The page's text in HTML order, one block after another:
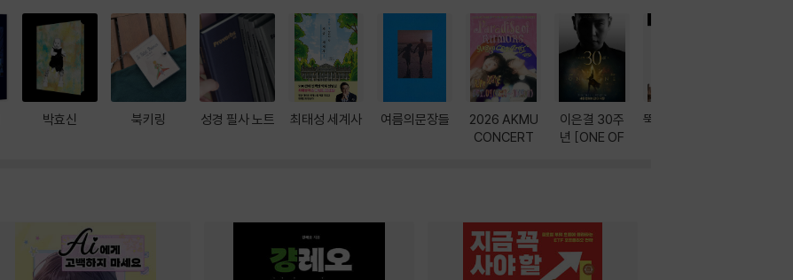
박효신 북키링 성경 필사 노트 최태성 세계사 여름의문장들
2026 AKMU
CONCERT
이은결 30주
년 [ONE OF
뚝딱! AI 3대장